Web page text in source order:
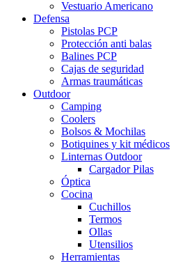
Vestuario Americano
Defensa
Pistolas PCP
Protección anti balas
Balines PCP
Cajas de seguridad
Armas traumáticas
Outdoor
Camping
Coolers
Bolsos & Mochilas
Botiquines y kit médicos
Linternas Outdoor
Cargador Pilas
Óptica
Cocina
Cuchillos
Termos
Ollas
Utensilios
Herramientas